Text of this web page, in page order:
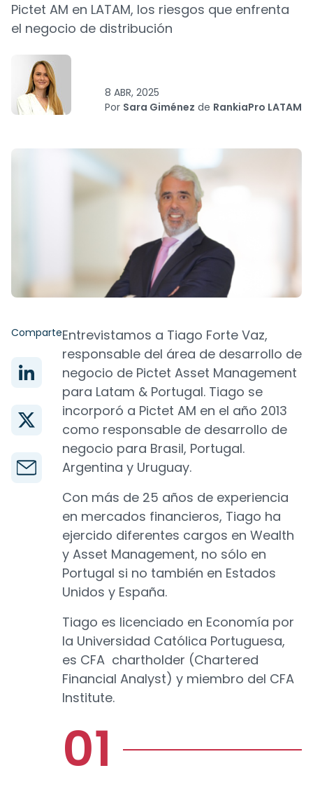
Pictet AM en LATAM, los riesgos que enfrenta
el negocio de distribución
8 ABR, 2025
Por Sara Giménez de RankiaPro LATAM
ComparteEntrevistamos a Tiago Forte Vaz,
responsable del área de desarrollo de
negocio de Pictet Asset Management
para Latam & Portugal. Tiago se
incorporó a Pictet AM en el año 2013
como responsable de desarrollo de
negocio para Brasil, Portugal.
Argentina y Uruguay.
Con más de 25 años de experiencia
en mercados financieros, Tiago ha
ejercido diferentes cargos en Wealth
y Asset Management, no sólo en
Portugal si no también en Estados
Unidos y España.
Tiago es licenciado en Economía por
la Universidad Católica Portuguesa,
es CFA chartholder (Chartered
Financial Analyst) y miembro del CFA
Institute.